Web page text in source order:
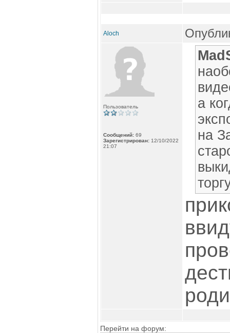
Aloch
Пользователь
Сообщений: 69
Зарегистрирован: 12/10/2022
21:07
а
на
Перейти на форум: